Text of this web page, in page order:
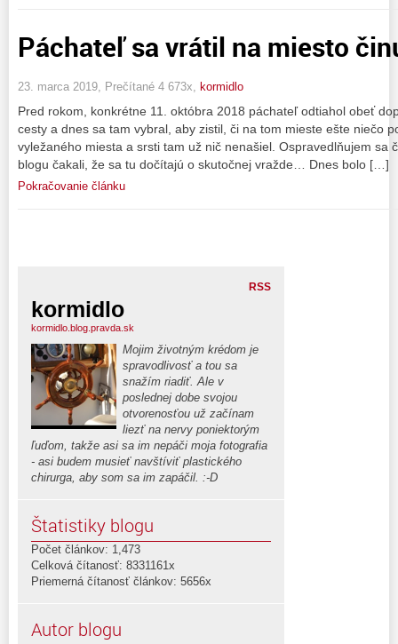
Páchateľ sa vrátil na miesto
23. marca 2019, Prečítané 4 673x, kormidlo
Pred rokom, konkrétne 11. októbra 2018 páchateľ odtiahol obeť
cesty a dnes sa tam vybral, aby zistil, či na tom mieste ešte niečo
vyležaného miesta a srsti tam už nič nenašiel. Ospravedlňujem sa
blogu čakali, že sa tu dočítajú o skutočnej vražde… Dnes bolo […]
Pokračovanie článku
RSS
kormidlo
kormidlo.blog.pravda.sk
Mojim životným krédom je
spravodlivosť a tou sa
snažím riadiť. Ale v
poslednej dobe svojou
otvorenosťou už začínam
liezť na nervy poniektorým
ľuďom, takže asi sa im nepáči moja fotografia
- asi budem musieť navštíviť plastického
chirurga, aby som sa im zapáčil. :-D
Štatistiky blogu
Počet článkov: 1,473
Celková čítanosť: 8331161x
Priemerná čítanosť článkov: 5656x
Autor blogu